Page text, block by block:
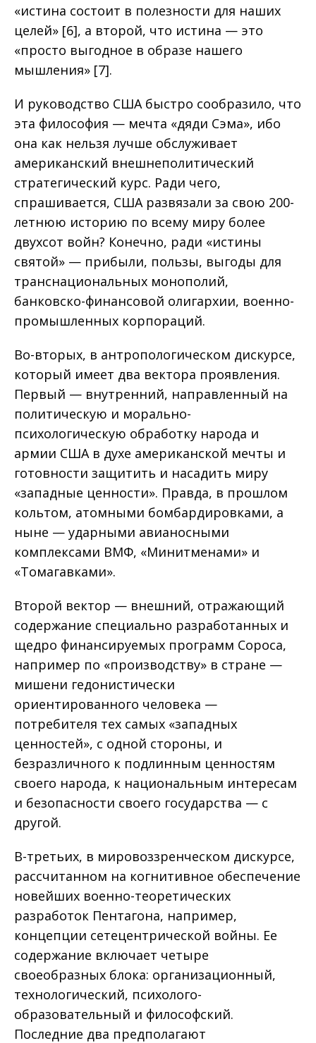
«истина состоит в полезности для наших
целей» [6], а второй, что истина — это
«просто выгодное в образе нашего
мышления» [7].
И руководство США быстро сообразило, что
эта философия — мечта «дяди Сэма», ибо
она как нельзя лучше обслуживает
американский внешнеполитический
стратегический курс. Ради чего,
спрашивается, США развязали за свою 200-
летнюю историю по всему миру более
двухсот войн? Конечно, ради «истины
святой» — прибыли, пользы, выгоды для
транснациональных монополий,
банковско-финансовой олигархии, военно-
промышленных корпораций.
Во-вторых, в антропологическом дискурсе,
который имеет два вектора проявления.
Первый — внутренний, направленный на
политическую и морально-
психологическую обработку народа и
армии США в духе американской мечты и
готовности защитить и насадить миру
«западные ценности». Правда, в прошлом
кольтом, атомными бомбардировками, а
ныне — ударными авианосными
комплексами ВМФ, «Минитменами» и
«Томагавками».
Второй вектор — внешний, отражающий
содержание специально разработанных и
щедро финансируемых программ Сороса,
например по «производству» в стране —
мишени гедонистически
ориентированного человека —
потребителя тех самых «западных
ценностей», с одной стороны, и
безразличного к подлинным ценностям
своего народа, к национальным интересам
и безопасности своего государства — с
другой.
В-третьих, в мировоззренческом дискурсе,
рассчитанном на когнитивное обеспечение
новейших военно-теоретических
разработок Пентагона, например,
концепции сетецентрической войны. Ее
содержание включает четыре
своеобразных блока: организационный,
технологический, психолого-
образовательный и философский.
Последние два предполагают